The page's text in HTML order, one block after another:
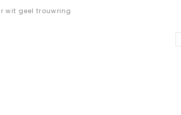
wit geel trouwring